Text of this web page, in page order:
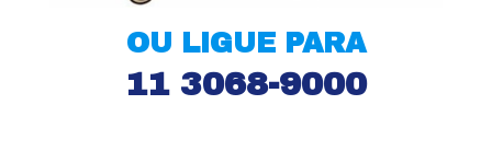
OU LIGUE PARA
11 3068-9000